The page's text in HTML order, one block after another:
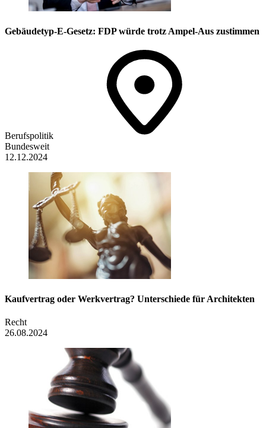
Gebäudetyp-E-Gesetz: FDP würde trotz Ampel-Aus zustimmen
Berufspolitik
Bundesweit
12.12.2024
Kaufvertrag oder Werkvertrag? Unterschiede für Architekten
Recht
26.08.2024